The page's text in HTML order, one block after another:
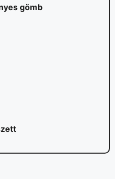
gömb